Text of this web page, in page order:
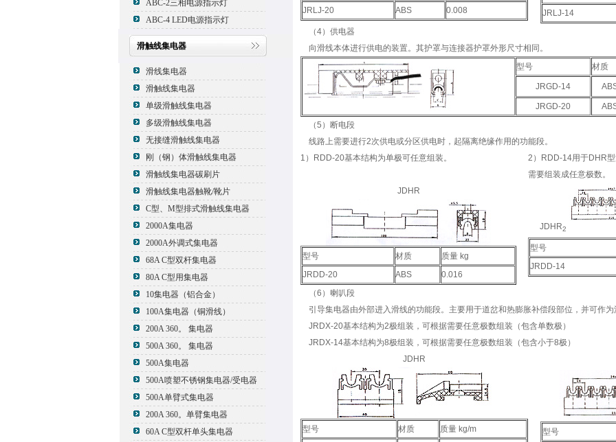
ABC-2三相电源指示灯
ABC-4 LED电源指示灯
滑触线集电器
滑线集电器
滑触线集电器
单级滑触线集电器
多级滑触线集电器
无接缝滑触线集电器
刚（钢）体滑触线集电器
滑触线集电器碳刷片
滑触线集电器触靴/靴片
C型、M型排式滑触线集电器
2000A集电器
2000A外调式集电器
68A C型双杆集电器
80A C型用集电器
10集电器（铝合金）
100A集电器（铜滑线）
200A 360。 集电器
500A 360。 集电器
500A集电器
500A喷塑不锈钢集电器/受电器
500A单臂式集电器
200A 360。单臂集电器
60A C型双杆单头集电器
JRLJ-20
ABS 0.008
JRLJ-14
（4）供电器
向滑线本体进行供电的装置。其护罩与连接器护罩外形尺寸相同。
型号
材质
JRGD-14
JRGD-20
（5）断电段
线路上需要进行2次供电或分区供电时，起隔离绝缘作用的功能段。
1）RDD-20基本结构为单极可任意组装。
JDHR
型号 材质
质量 kg
JRDD-20
ABS 0.016
2）RDD-14用于DHR
需要组装成任意极数。
JDHR2
型号
JRDD-14
（6）喇叭段
引导集电器由外部进入滑线的功能段。主要用于道岔和热膨胀补偿段部位，并可作
JRDX-20基本结构为2极组装，可根据需要任意极数组装（包含单数极）
JRDX-14基本结构为8极组装，可根据需要任意极数组装（包含小于8极）
JDHR
型号 材质 质量 kg/m 型号